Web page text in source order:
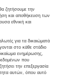
ζητήσουμε την
και αποθήκευση των
εθνική και
για τα δικαιώματά
στο κάθε στάδιο
ενημέρωσης,
που
την επεξεργασία
αυτών, όπου αυτό